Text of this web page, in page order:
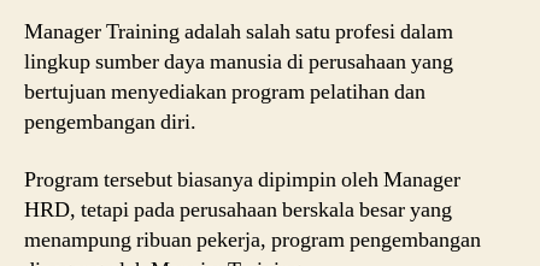
Manager Training adalah salah satu profesi dalam
lingkup sumber daya manusia di perusahaan yang
bertujuan menyediakan program pelatihan dan
pengembangan diri.
Program tersebut biasanya dipimpin oleh Manager
HRD, tetapi pada perusahaan berskala besar yang
menampung ribuan pekerja, program pengembangan